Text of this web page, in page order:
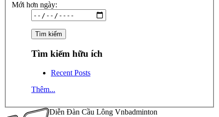
Mới hơn ngày:
Tìm kiếm hữu ích
Recent Posts
Thêm...
Diễn Đàn Cầu Lông Vnbadminton